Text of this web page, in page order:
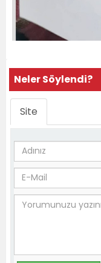
Neler Söylendi?
Site